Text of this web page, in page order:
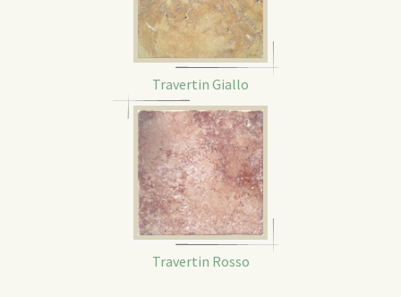
Travertin Giallo
Travertin Rosso